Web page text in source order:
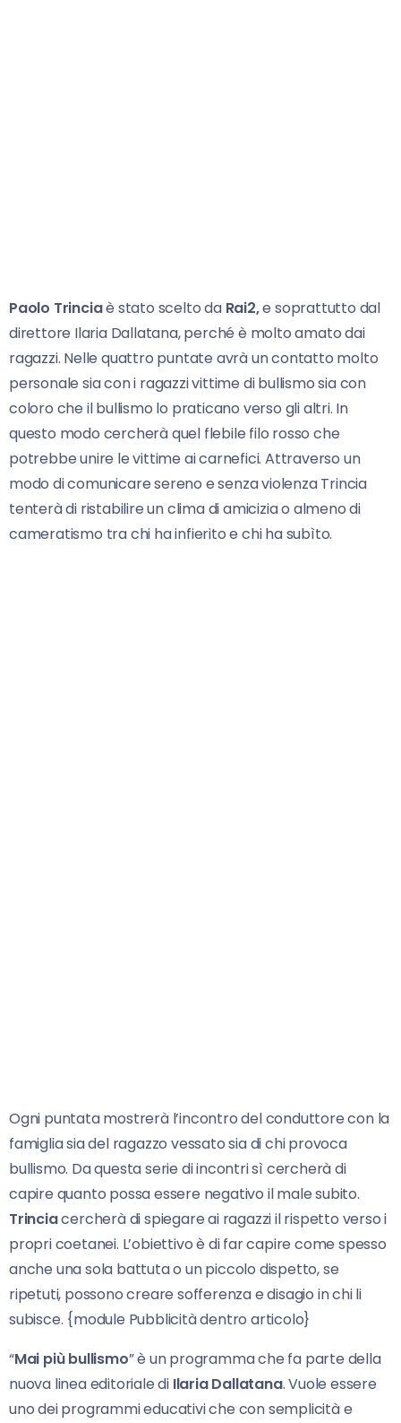
Paolo Trinciaè stato scelto da Rai2,e soprattutto dal
direttore Ilaria Dallatana, perché è molto amato dai
ragazzi. Nelle quattro puntate avrà un contatto molto
personale sia con i ragazzi vittime di bullismo sia con
coloro che il bullismo lo praticano verso gli altri. In
questo modo cercherà quel flebile filo rosso che
potrebbe unire le vittime ai carnefici. Attraverso un
modo di comunicare sereno e senza violenza Trincia
tenterà di ristabilire un clima di amicizia o almeno di
cameratismo tra chi ha infierito e chi ha subìto.
Ogni puntata mostrerà l’incontro del conduttore con la
famiglia sia del ragazzo vessato sia di chi provoca
bullismo. Da questa serie di incontri sì cercherà di
capire quanto possa essere negativo il male subito.
Trinciacercherà di spiegare ai ragazzi il rispetto verso i
propri coetanei. L’obiettivo è di far capire come spesso
anche una sola battuta o un piccolo dispetto, se
ripetuti, possono creare sofferenza e disagio in chi li
subisce. {module Pubblicità dentro articolo}
“Mai più bullismo” è un programma che fa parte della
nuova linea editoriale di Ilaria Dallatana. Vuole essere
uno dei programmi educativi che con semplicità e